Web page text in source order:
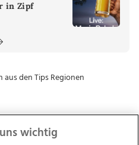
in Zipf
wichtig